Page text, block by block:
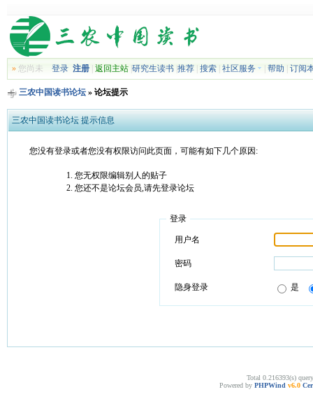
»您尚未 登录 注册| 返回主站| 研究生读书| 推荐| 搜索| 社区服务 帮助 订阅
三农中国读书论坛» 论坛提示
三农中国读书论坛 提示信息
您没有登录或者您没有权限访问此页面，可能有如下几个原因:
您无权限编辑别人的贴子
您还不是论坛会员,请先登录论坛
登录
用户名
密码
隐身登录 是
Total 0.216393(s)
Powered by PHPWind v6.0